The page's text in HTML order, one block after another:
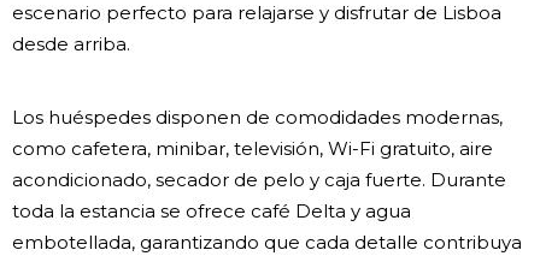
escenario perfecto para relajarse y disfrutar de Lisboa
desde arriba.
Los huéspedes disponen de comodidades modernas,
como cafetera, minibar, televisión, Wi-Fi gratuito, aire
acondicionado, secador de pelo y caja fuerte. Durante
toda la estancia se ofrece café Delta y agua
embotellada, garantizando que cada detalle contribuya